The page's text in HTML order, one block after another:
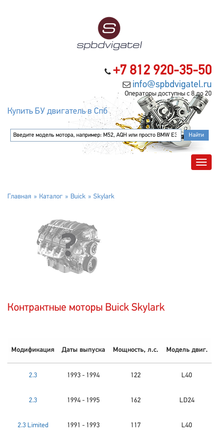
+7 812 920-35-50
info@spbdvigatel.ru
Операторы доступны с 8 до 20
Купить БУ двигатель в Спб
Главная Каталог Buick Skylark
Контрактные моторы Buick Skylark
Модификация Даты выпуска Мощность, л.с. Модель двиг.
2.3 1993 - 1994 122 L40
2.3 1994 - 1995 162 LD24
2.3 Limited 1991 - 1993 117 L40